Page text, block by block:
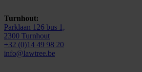
Turnhout:
Parklaan 126 bus 1,
2300 Turnhout
+32 (0)14 49 98 20
info@lawtree.be